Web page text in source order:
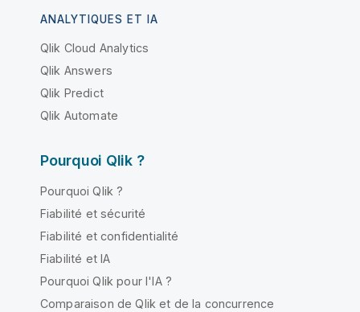
ANALYTIQUES ET IA
Qlik Cloud Analytics
Qlik Answers
Qlik Predict
Qlik Automate
Pourquoi Qlik ?
Pourquoi Qlik ?
Fiabilité et sécurité
Fiabilité et confidentialité
Fiabilité et IA
Pourquoi Qlik pour l'IA ?
Comparaison de Qlik et de la concurrence